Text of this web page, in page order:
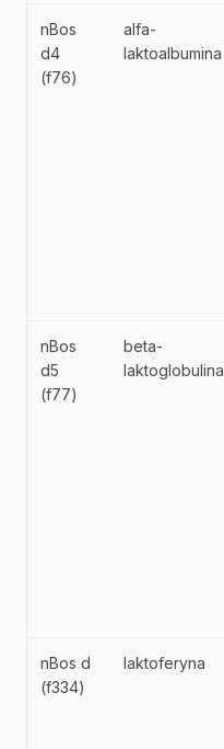
nBos
d4
(f76)
alfa-
laktoalbumina
nBos
d5
(f77)
beta-
laktoglobulina
nBos d
(f334)
laktoferyna